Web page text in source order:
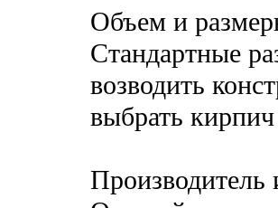
Объем и
Стандартные
возводить
выбрать
Производитель